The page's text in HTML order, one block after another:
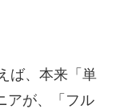
ば、本来「単
アが、「フル